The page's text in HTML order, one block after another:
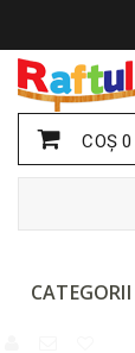
COŞ0
CATEGORII